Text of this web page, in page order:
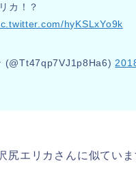
カ！？
hyKSLxYo9k
(@Tt47qp7VJ1p8Ha6)
尻エリカさんに似ていま